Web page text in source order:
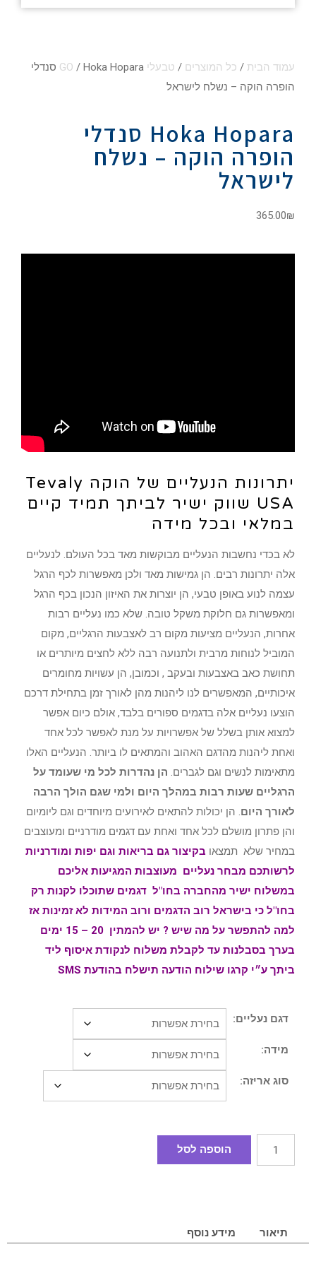
עמוד הבית / כל המוצרים / טבעלי GO
/ Hoka Hopara סנדלי
הופרה הוקה – נשלח לישראל
Hoka Hopara סנדלי
הופרה הוקה – נשלח
לישראל
365.00₪
יתרונות הנעליים של הוקה Tevaly
USA שווק ישיר לביתך תמיד קיים
במלאי ובכל מידה
לא בכדי נחשבות הנעליים מבוקשות מאד בכל העולם. לנעליים
אלה יתרונות רבים. הן גמישות מאד ולכן מאפשרות לכף הרגל
עצמה לנוע באופן טבעי, הן יוצרות את האיזון הנכון בכף הרגל
ומאפשרות גם חלוקת משקל טובה. שלא כמו נעליים רבות
אחרות, הנעליים מציעות מקום רב לאצבעות הרגליים, מקום
המוביל לנוחות מרבית ולתנועה רבה ללא לחצים מיותרים או
תחושת כאב באצבעות ובעקב , וכמובן, הן עשויות מחומרים
איכותיים, המאפשרים לנו ליהנות מהן לאורך זמן בתחילת דרכם
הוצעו נעליים אלה בדגמים ספורים בלבד, אולם כיום אפשר
למצוא אותן בשלל של אפשרויות על מנת לאפשר לכל אחד
ואחת ליהנות מהדגם האהוב והמתאים לו ביותר. הנעליים האלו
מתאימות לנשים וגם לגברים. הן נהדרות לכל מי שעומד על
הרגליים שעות רבות במהלך היום ולמי שגם הולך הרבה
לאורך היום. הן יכולות להתאים לאירועים מיוחדים וגם ליומיום
והן פתרון מושלם לכל אחד ואחת עם דגמים מודרניים ומעוצבים
במחיר שלא תמצאו בקיצור גם בריאות וגם יפות ומודרניות
לרשותכם מבחר נעליים מעוצבות המגיעות אליכם
במשלוח ישיר מהחברה בחו"ל דגמים שתוכלו לקנות רק
בחו"ל כי בישראל רוב הדגמים ורוב המידות לא זמינות אז
למה להתפשר על מה שיש ? יש להמתין 20 – 15 ימים
בערך בסבלנות עד לקבלת משלוח לנקודת איסוף ליד
ביתך ע״י קרגו שילוח הודעה תישלח בהודעת SMS
דגם נעליים:
מידה:
סוג אריזה:
הוספה לסל
תיאור מידע נוסף